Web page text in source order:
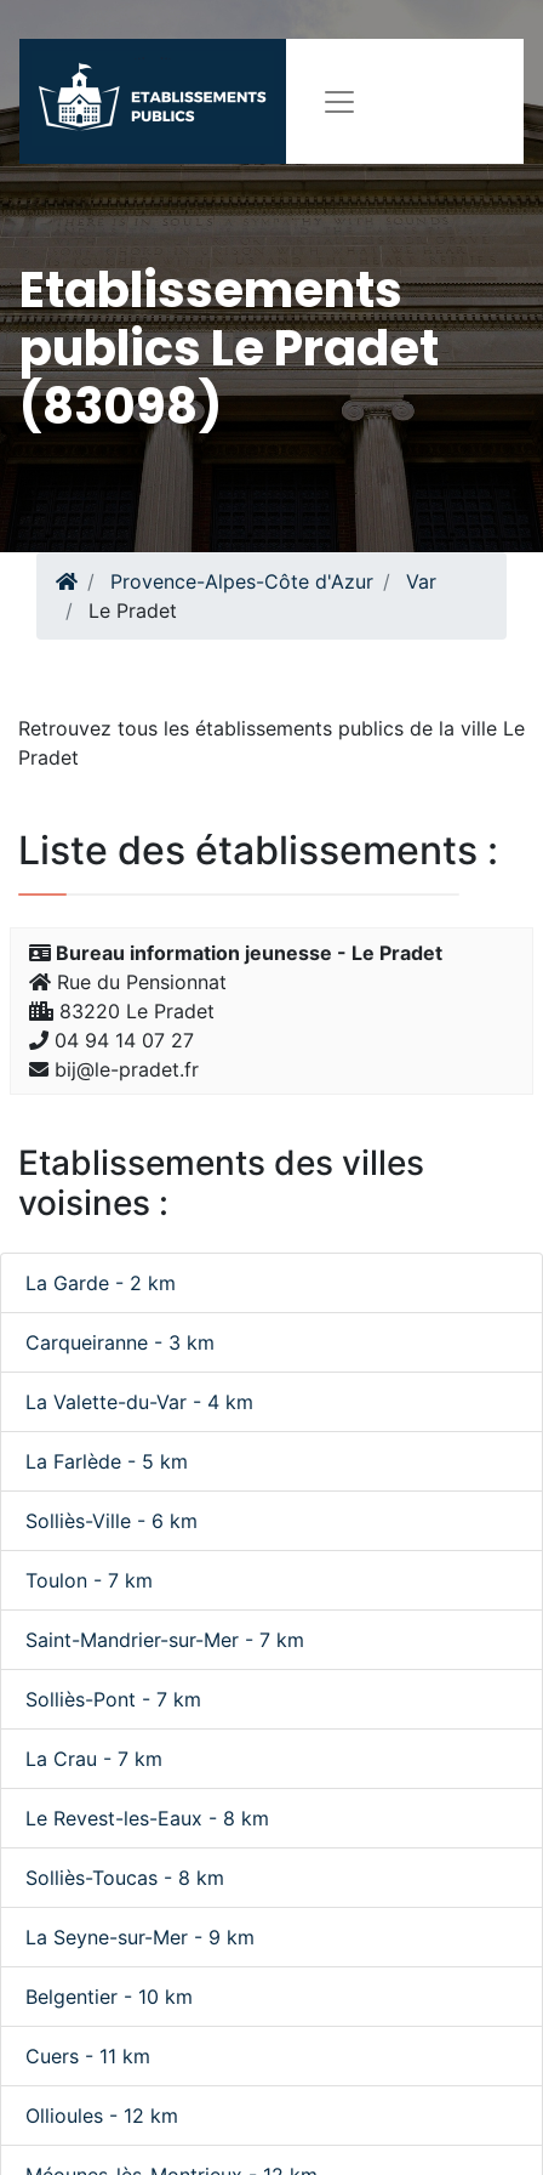
Etablissements
publics Le Pradet
(83098)
Provence-Alpes-Côte d'Azur
Var
Le Pradet
Retrouvez tous les établissements publics de la ville Le
Pradet
Liste des établissements :
Bureau information jeunesse - Le Pradet
Rue du Pensionnat
83220 Le Pradet
04 94 14 07 27
bij@le-pradet.fr
Etablissements des villes
voisines :
La Garde - 2 km
Carqueiranne - 3 km
La Valette-du-Var - 4 km
La Farlède - 5 km
Solliès-Ville - 6 km
Toulon - 7 km
Saint-Mandrier-sur-Mer - 7 km
Solliès-Pont - 7 km
La Crau - 7 km
Le Revest-les-Eaux - 8 km
Solliès-Toucas - 8 km
La Seyne-sur-Mer - 9 km
Belgentier - 10 km
Cuers - 11 km
Ollioules - 12 km